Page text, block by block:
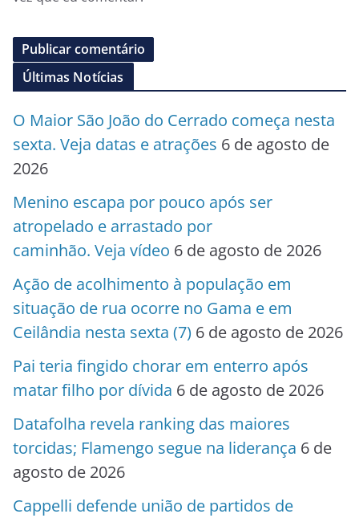
Últimas Notícias
O Maior São João do Cerrado começa nesta
sexta. Veja datas e atrações 6 de agosto de
2026
Menino escapa por pouco após ser
atropelado e arrastado por
caminhão. Veja vídeo 6 de agosto de 2026
Ação de acolhimento à população em
situação de rua ocorre no Gama e em
Ceilândia nesta sexta (7) 6 de agosto de 2026
Pai teria fingido chorar em enterro após
matar filho por dívida 6 de agosto de 2026
Datafolha revela ranking das maiores
torcidas; Flamengo segue na liderança 6 de
agosto de 2026
Cappelli defende união de partidos de